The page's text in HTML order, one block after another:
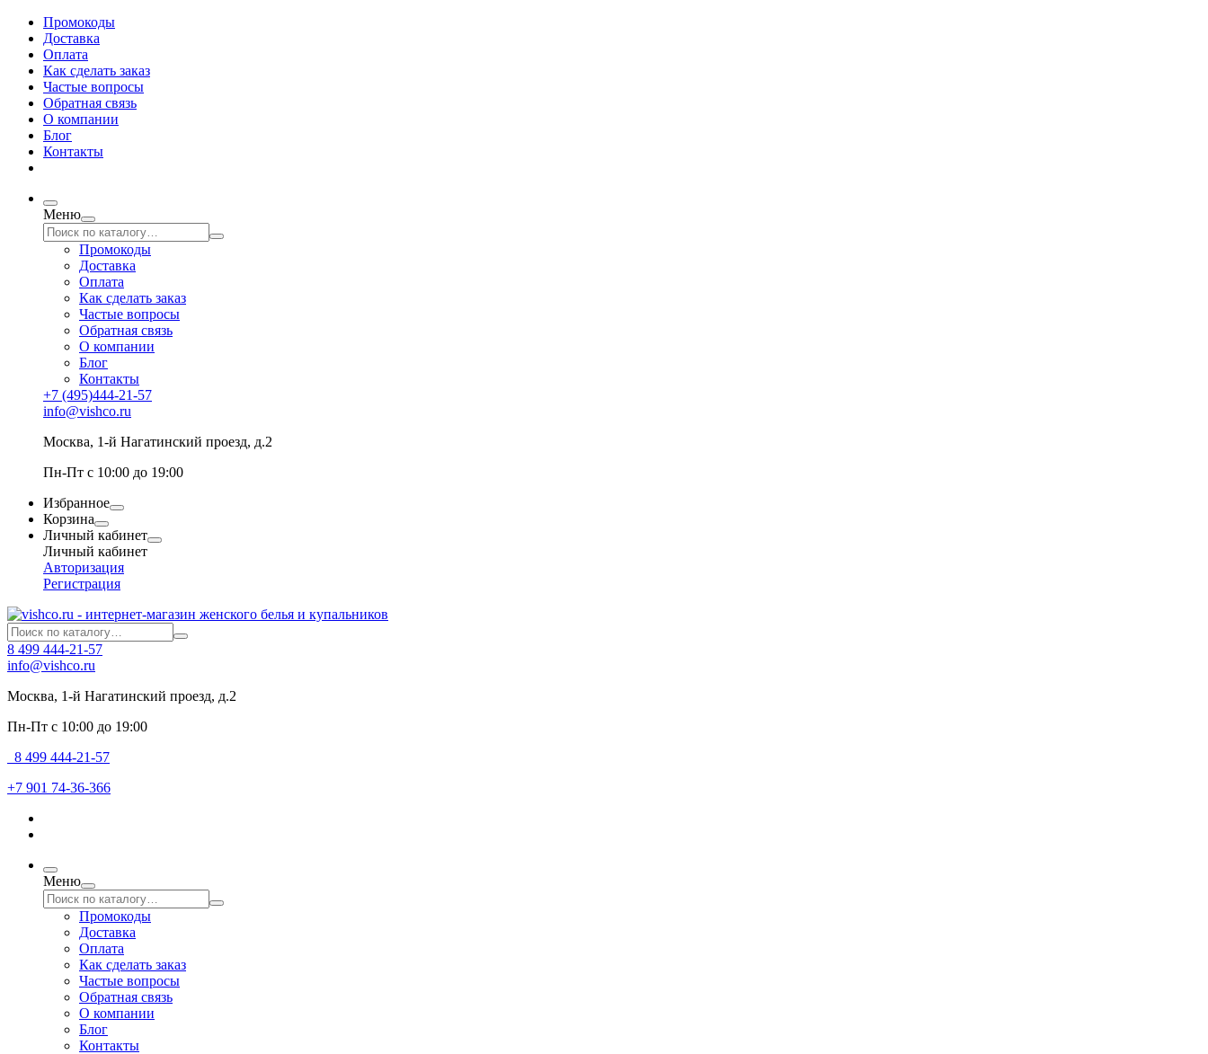
Промокоды
Доставка
Оплата
Как сделать заказ
Частые вопросы
Обратная связь
О компании
Блог
Контакты
Меню
Промокоды
Доставка
Оплата
Как сделать заказ
Частые вопросы
Обратная связь
О компании
Блог
Контакты
+7 (495)444-21-57
info@vishco.ru
Москва, 1-й Нагатинский проезд, д.2
Пн-Пт с 10:00 до 19:00
Избранное
Корзина
Личный кабинет
Личный кабинет
Авторизация
Регистрация
8 499 444-21-57
info@vishco.ru
Москва, 1-й Нагатинский проезд, д.2
Пн-Пт с 10:00 до 19:00
8 499 444-21-57
+7 901 74-36-366
Меню
Промокоды
Доставка
Оплата
Как сделать заказ
Частые вопросы
Обратная связь
О компании
Блог
Контакты